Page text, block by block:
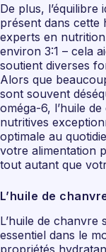
De plus, l’équilibre
présent dans cette
experts en
environ 3:1 – cela
soutient diverses
Alors que
sont souvent
oméga-6, l’huile
nutritives
optimale au
votre alimentation
tout autant que
L’huile de
L’huile de chanvre
essentiel dans le
propriétés